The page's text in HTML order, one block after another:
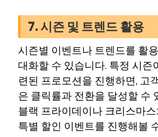
7. 시즌 및 트렌드 활용
시즌별 이벤트나 트렌드를 활
대화할 수 있습니다. 특정 시즌
련된 프로모션을 진행하면, 고
은 클릭률과 전환을 달성할 수
블랙 프라이데이나 크리스마
특별 할인 이벤트를 진행해볼